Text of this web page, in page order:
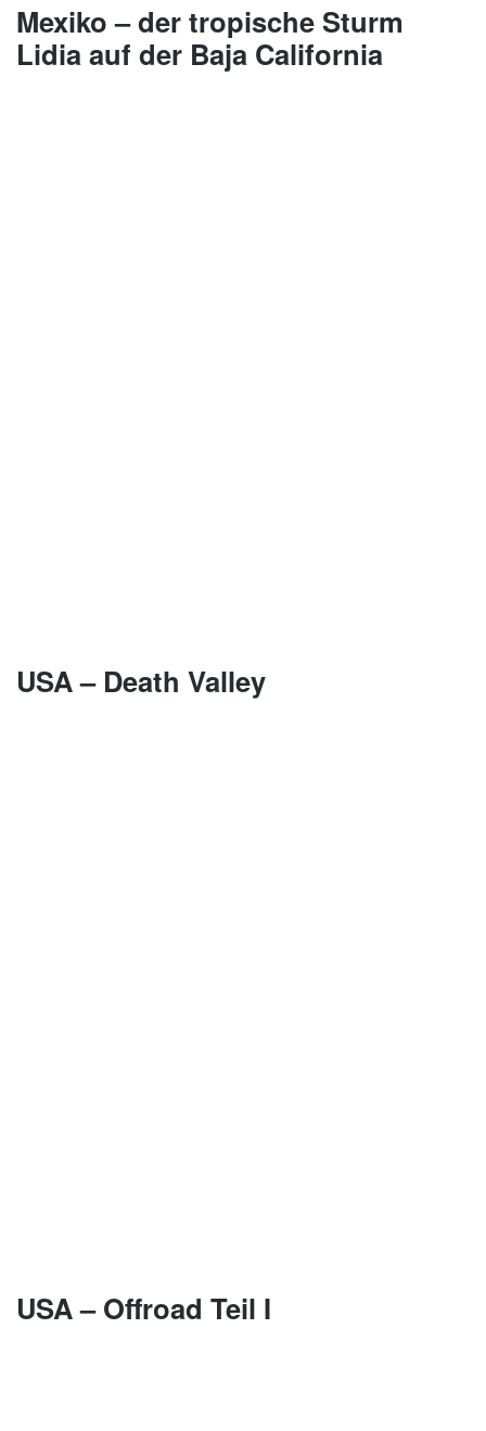
Mexiko – der tropische Sturm
Lidia auf der Baja California
USA – Death Valley
USA – Offroad Teil I